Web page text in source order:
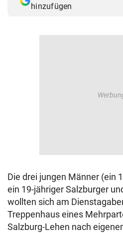
hinzufügen
Die drei jungen Männer (ein
ein 19-jähriger Salzburger
wollten sich am
Treppenhaus eines
Salzburg-Lehen nach